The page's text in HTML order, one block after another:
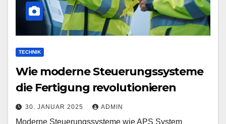
TECHNIK
Wie moderne Steuerungssysteme
die Fertigung revolutionieren
30. JANUAR 2025 ADMIN
Moderne Steuerungssysteme wie APS System